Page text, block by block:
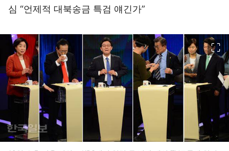
심 “언제적 대북송금 특검 얘긴가”